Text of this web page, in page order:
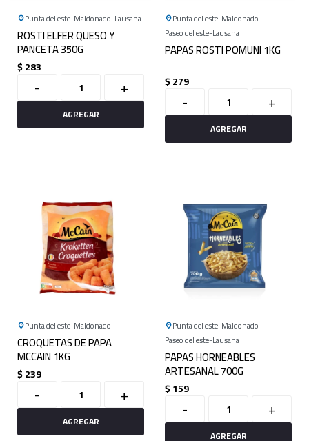
Punta del este Maldonado Lausana
ROSTI ELFER QUESO Y
PANCETA 350G
$283
- +
Punta del este Maldonado
Paseo del este Lausana
PAPAS ROSTI POMUNI 1KG
$279
- +
Punta del este Maldonado
CROQUETAS DE PAPA
MCCAIN 1KG
$239
- +
Punta del este Maldonado
Paseo del este Lausana
PAPAS HORNEABLES
ARTESANAL 700G
$159
- +